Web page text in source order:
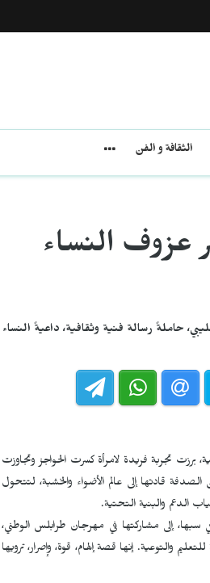
الثقافة و الفن
النساء
حاملةً رسالة فنية وثقافية، داعيةً النساء
تجربة فريدة لامرأة كسرت الحواجز وتجاوزت
قادتها إلى عالم الأضواء والخشبة، لتتحول
الدعم والبنية التحتية.
إلى مشاركتها في مهرجان طرابلس الوطني،
والتوعية. إنها قصة إلهام، قوة، وإصرار، ترويها